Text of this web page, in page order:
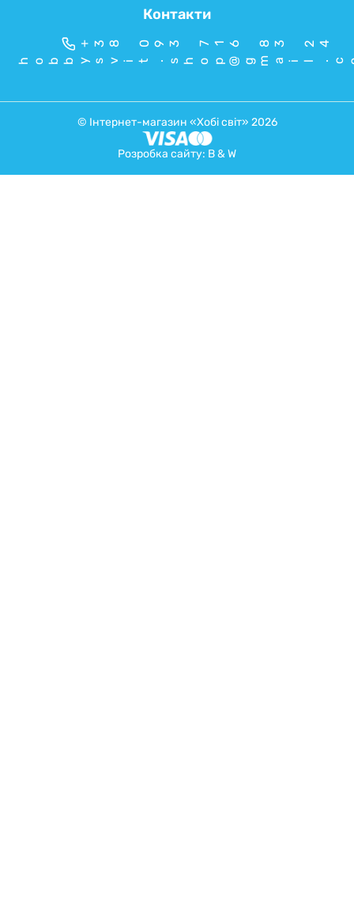
Контакти
+38 093 716 83 24
© Інтернет-магазин «Хобі світ» 2026
Розробка сайту: B & W